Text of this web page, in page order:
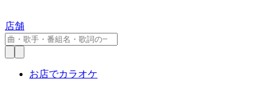
店舗
お店でカラオケ